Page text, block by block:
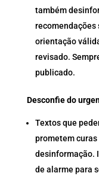
também
recomendações
orientação
revisado.
publicado.
Desconfie do
Textos que
prometem
desinformação.
de alarme para